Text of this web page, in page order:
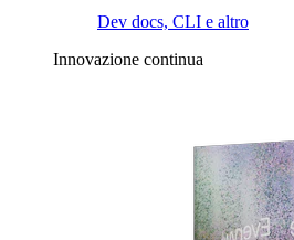
Dev docs, CLI e altro
Innovazione continua